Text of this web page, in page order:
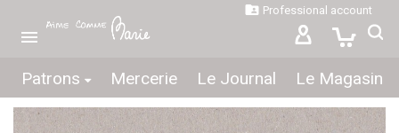
Patrons Mercerie Le Journal Le Magasin
 Professional account
